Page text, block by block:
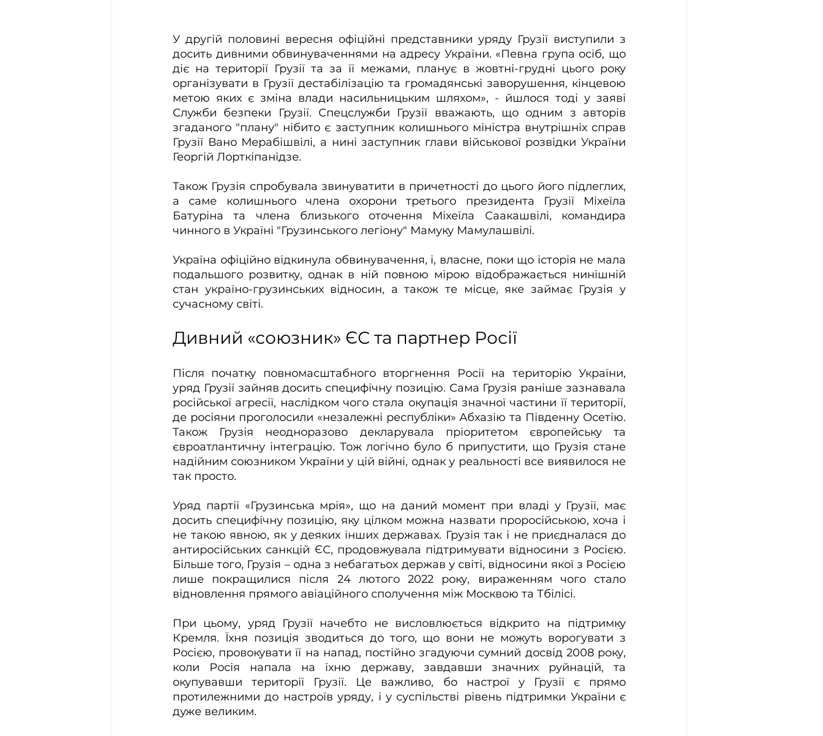
У другій половині вересня офіційні представники уряду Грузії виступили з
досить дивними обвинуваченнями на адресу України. «Певна група осіб, що
діє на території Грузії та за її межами, планує в жовтні-грудні цього року
організувати в Грузії дестабілізацію та громадянські заворушення, кінцевою
метою яких є зміна влади насильницьким шляхом», - йшлося тоді у заяві
Служби безпеки Грузії. Спецслужби Грузії вважають, що одним з авторів
згаданого "плану" нібито є заступник колишнього міністра внутрішніх справ
Грузії Вано Мерабішвілі, а нині заступник глави військової розвідки України
Георгій Лорткіпанідзе.
Також Грузія спробувала звинуватити в причетності до цього його підлеглих,
а саме колишнього члена охорони третього президента Грузії Міхеїла
Батуріна та члена близького оточення Міхеїла Саакашвілі, командира
чинного в Україні "Грузинського легіону" Мамуку Мамулашвілі.
Україна офіційно відкинула обвинувачення, і, власне, поки що історія не мала
подальшого розвитку, однак в ній повною мірою відображається нинішній
стан україно-грузинських відносин, а також те місце, яке займає Грузія у
сучасному світі.
Дивний «союзник» ЄС та партнер Росії
Після початку повномасштабного вторгнення Росії на територію України,
уряд Грузії зайняв досить специфічну позицію. Сама Грузія раніше зазнавала
російської агресії, наслідком чого стала окупація значної частини її території,
де росіяни проголосили «незалежні республіки» Абхазію та Південну Осетію.
Також Грузія неодноразово декларувала пріоритетом європейську та
євроатлантичну інтеграцію. Тож логічно було б припустити, що Грузія стане
надійним союзником України у цій війні, однак у реальності все виявилося не
так просто.
Уряд партії «Грузинська мрія», що на даний момент при владі у Грузії, має
досить специфічну позицію, яку цілком можна назвати проросійською, хоча і
не такою явною, як у деяких інших державах. Грузія так і не приєдналася до
антиросійських санкцій ЄС, продовжувала підтримувати відносини з Росією.
Більше того, Грузія – одна з небагатьох держав у світі, відносини якої з Росією
лише покращилися після 24 лютого 2022 року, вираженням чого стало
відновлення прямого авіаційного сполучення між Москвою та Тбілісі.
При цьому, уряд Грузії начебто не висловлюється відкрито на підтримку
Кремля. Їхня позиція зводиться до того, що вони не можуть ворогувати з
Росією, провокувати її на напад, постійно згадуючи сумний досвід 2008 року,
коли Росія напала на їхню державу, завдавши значних руйнацій, та
окупувавши території Грузії. Це важливо, бо настрої у Грузії є прямо
протилежними до настроїв уряду, і у суспільстві рівень підтримки України є
дуже великим.